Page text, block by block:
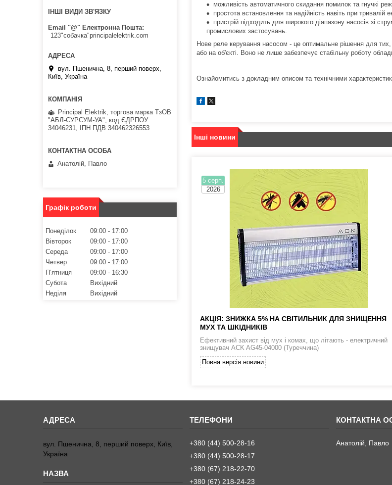
можливість автоматичного скидання помилок та гнучкі
простота встановлення та надійність навіть при тривалій
пристрій підходить для широкого діапазону насосів зі
промислових застосувань.
Нове реле керування насосом - це оптимальне рішення для тих,
або на об'єкті. Воно не лише забезпечує стабільну роботу
Ознайомитись з докладним описом та технічними
Інші новини
5 серп.
2026
АКЦІЯ: ЗНИЖКА 5% НА СВІТИЛЬНИК ДЛЯ ЗНИЩЕННЯ
МУХ ТА ШКІДНИКІВ
Ефективний захист від мух і комах, що літають - електричний
знищувач ACK AG45-04000 (Туреччина)
Повна версія новини
ІНШІ ВИДИ ЗВ'ЯЗКУ
Email "@" Електронна Пошта
123"собачка"principalelektrik.com
вул. Пшенична, 8, перший поверх,
Київ, Україна
Principal Elektrik, торгова марка ТзОВ
"АБЛ-СУРСУМ-УА", код ЄДРПОУ
34046231, ІПН ПДВ 340462326553
Анатолій, Павло
Графік роботи
Понеділок 09:00
17:00
Вівторок
09:00
17:00
Середа
09:00
17:00
Четвер
09:00
17:00
Пʼятниця
09:00
16:30
Субота
Вихідний
Неділя
Вихідний
вул. Пшенична, 8, перший поверх, Київ,
Україна
+380 (44) 500-28-16
+380 (44) 500-28-17
+380 (67) 218-22-70
+380 (67) 218-24-23
Анатолій, Павло